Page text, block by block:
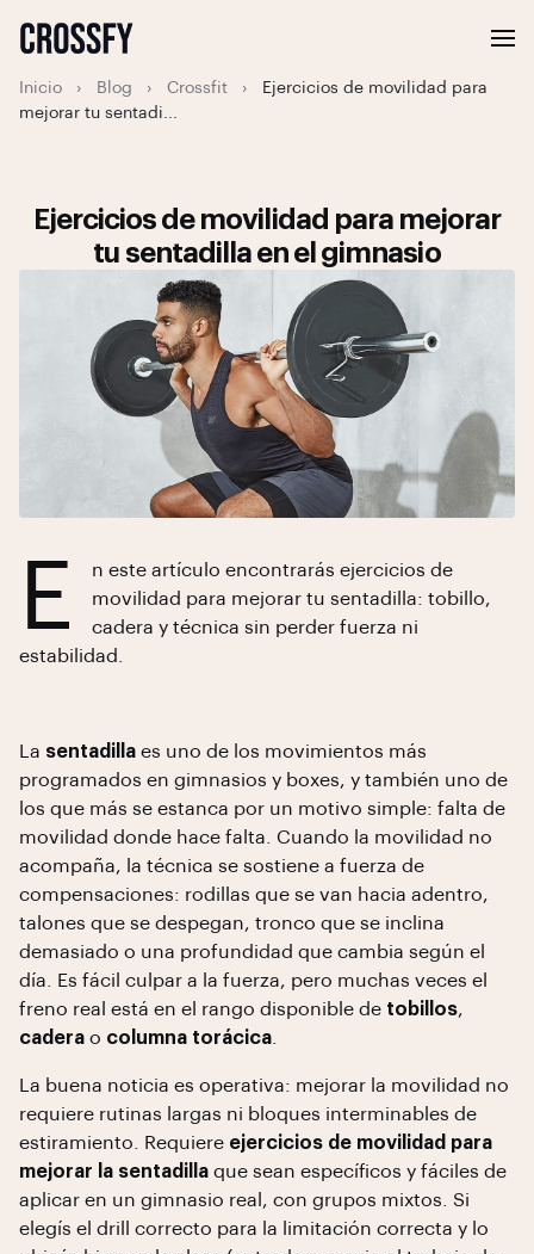
Inicio › Blog › Crossfit ›
Ejercicios de movilidad para
mejorar tu sentadi...
Ejercicios de movilidad para mejorar
tu sentadilla en el gimnasio
E
n este artículo encontrarás ejercicios de
movilidad para mejorar tu sentadilla: tobillo,
cadera y técnica sin perder fuerza ni
estabilidad.
La sentadilla es uno de los movimientos más
programados en gimnasios y boxes, y también uno de
los que más se estanca por un motivo simple: falta de
movilidad donde hace falta. Cuando la movilidad no
acompaña, la técnica se sostiene a fuerza de
compensaciones: rodillas que se van hacia adentro,
talones que se despegan, tronco que se inclina
demasiado o una profundidad que cambia según el
día. Es fácil culpar a la fuerza, pero muchas veces el
freno real está en el rango disponible de tobillos,
cadera o columna torácica
La buena noticia es operativa: mejorar la movilidad no
requiere rutinas largas ni bloques interminables de
estiramiento. Requiere ejercicios de movilidad para
mejorar la sentadilla que sean específicos y fáciles de
aplicar en un gimnasio real, con grupos mixtos. Si
elegís el drill correcto para la limitación correcta y lo